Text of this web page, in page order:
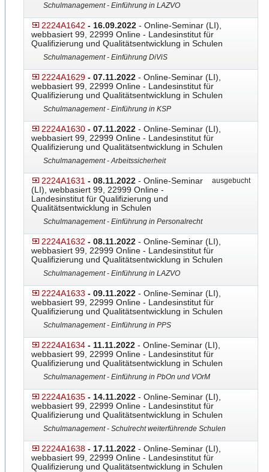
Schulmanagement - Einführung in LAZVO
2224A1642 - 16.09.2022 - Online-Seminar (LI),
webbasiert 99, 22999 Online - Landesinstitut für
Qualifizierung und Qualitätsentwicklung in Schulen
Schulmanagement - Einführung DiViS
2224A1629 - 07.11.2022 - Online-Seminar (LI),
webbasiert 99, 22999 Online - Landesinstitut für
Qualifizierung und Qualitätsentwicklung in Schulen
Schulmanagement - Einführung in KSP
2224A1630 - 07.11.2022 - Online-Seminar (LI),
webbasiert 99, 22999 Online - Landesinstitut für
Qualifizierung und Qualitätsentwicklung in Schulen
Schulmanagement - Arbeitssicherheit
2224A1631 - 08.11.2022 - Online-Seminar
(LI), webbasiert 99, 22999 Online -
Landesinstitut für Qualifizierung und
Qualitätsentwicklung in Schulen
ausgebucht
Schulmanagement - Einführung in Personalrecht
2224A1632 - 08.11.2022 - Online-Seminar (LI),
webbasiert 99, 22999 Online - Landesinstitut für
Qualifizierung und Qualitätsentwicklung in Schulen
Schulmanagement - Einführung in LAZVO
2224A1633 - 09.11.2022 - Online-Seminar (LI),
webbasiert 99, 22999 Online - Landesinstitut für
Qualifizierung und Qualitätsentwicklung in Schulen
Schulmanagement - Einführung in PPS
2224A1634 - 11.11.2022 - Online-Seminar (LI),
webbasiert 99, 22999 Online - Landesinstitut für
Qualifizierung und Qualitätsentwicklung in Schulen
Schulmanagement - Einführung in PbOn und VOrM
2224A1635 - 14.11.2022 - Online-Seminar (LI),
webbasiert 99, 22999 Online - Landesinstitut für
Qualifizierung und Qualitätsentwicklung in Schulen
Schulmanagement - Schulrecht weiterführende Schulen
2224A1638 - 17.11.2022 - Online-Seminar (LI),
webbasiert 99, 22999 Online - Landesinstitut für
Qualifizierung und Qualitätsentwicklung in Schulen